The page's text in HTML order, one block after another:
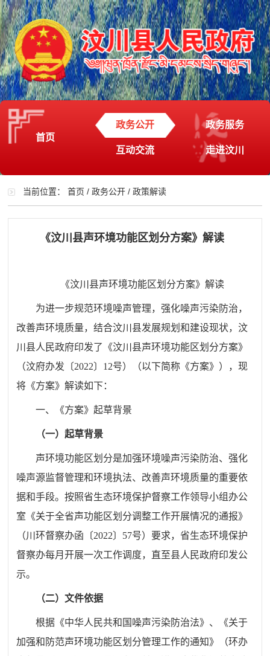
首页
政务公开 政务服务
互动交流 走进汶川
当前位置：首页 /政务公开 /政策解读
《汶川县声环境功能区划分方案》解读
《汶川县声环境功能区划分方案》 解读
为进一步规范环境噪声管理，强化噪声污染防治，
改善声环境质量，结合汶川县发展规划和建设现状， 汶
川县人民政府印发了 《汶川县声环境功能区划分方案》
（汶府办发 〔2022〕 12号）
（以下简称《方案》），现
将《方案》解读如下：
一、《方案》起草背景
（一）起草背景
声环境功能区划分是加强环境噪声污染防治、强化
噪声源监督管理和环境执法、改善声环境质量的重要依
据和手段。按照省生态环境保护督察工作领导小组办公
室《关于全省声功能区划分调整工作开展情况的通报》
（川环督察办函 〔2022〕 57号）要求，省生态环境保护
督察办每月开展一次工作调度，直至县人民政府印发公
示。
（二）文件依据
根据《中华人民共和国噪声污染防治法》、《关于
加强和防范声环境功能区划分管理工作的通知》（环办